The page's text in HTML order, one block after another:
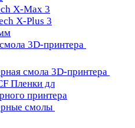
X-Max 3
X-Plus 3
3D-принтера
смола 3D-принтера
Пленки дл
принтера
смолы